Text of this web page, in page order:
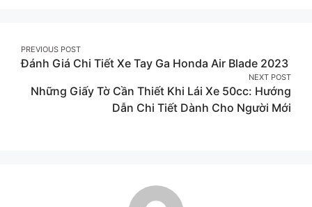
Post
navigation
PREVIOUS POST
Đánh Giá Chi Tiết Xe Tay Ga Honda Air Blade 2023
NEXT POST
Những Giấy Tờ Cần Thiết Khi Lái Xe 50cc: Hướng
Dẫn Chi Tiết Dành Cho Người Mới